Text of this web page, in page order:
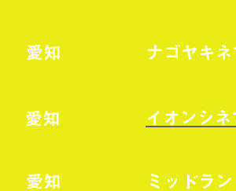
愛知 ナゴヤキネ
愛知 イオンシ
愛知 ミッドラ